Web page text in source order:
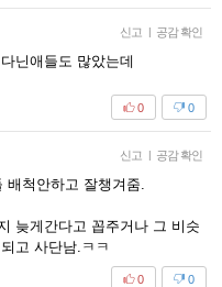
신고 | 공감 확인
닌애들도 많았는데
0
0
신고 | 공감 확인
배척안하고 잘챙겨줌.
늦게간다고 꼽주거나 그 비슷
고 사단남.ㅋㅋ
0
0